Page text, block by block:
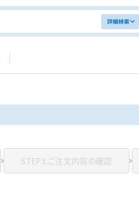
詳細検索
STEP3.ご注文内容の確認